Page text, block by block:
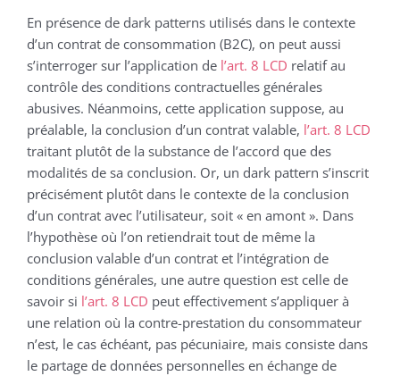
En présence de dark patterns utilisés dans le contexte
d’un contrat de consommation (B2C), on peut aussi
s’interroger sur l’application de l’art. 8 LCD relatif au
contrôle des conditions contractuelles générales
abusives. Néanmoins, cette application suppose, au
préalable, la conclusion d’un contrat valable, l’art. 8 LCD
traitant plutôt de la substance de l’accord que des
modalités de sa conclusion. Or, un dark pattern s’inscrit
précisément plutôt dans le contexte de la conclusion
d’un contrat avec l’utilisateur, soit « en amont ». Dans
l’hypothèse où l’on retiendrait tout de même la
conclusion valable d’un contrat et l’intégration de
conditions générales, une autre question est celle de
savoir si l’art. 8 LCD peut effectivement s’appliquer à
une relation où la contre-prestation du consommateur
n’est, le cas échéant, pas pécuniaire, mais consiste dans
le partage de données personnelles en échange de